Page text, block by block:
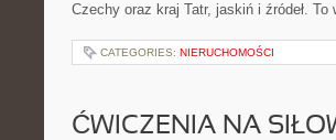
Czechy oraz kraj Tatr, jaskiń i źródeł.
CATEGORIES: NIERUCHOMOŚCI
ĆWICZENIA NA